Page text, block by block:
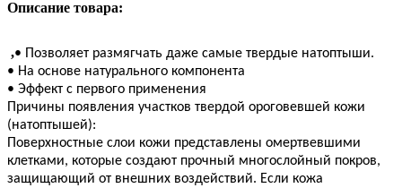
Описание товара:
,• Позволяет размягчать даже самые твердые натоптыши.
• На основе натурального компонента
• Эффект с первого применения
Причины появления участков твердой ороговевшей кожи
(натоптышей):
Поверхностные слои кожи представлены омертвевшими
клетками, которые создают прочный многослойный покров,
защищающий от внешних воздействий. Если кожа